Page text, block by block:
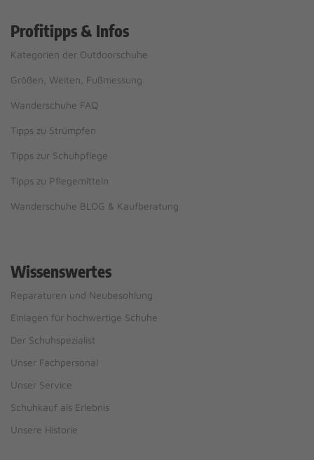
Profitipps & Infos
Kategorien der Outdoorschuhe
Größen, Weiten, Fußmessung
Wanderschuhe FAQ
Tipps zu Strümpfen
Tipps zur Schuhpflege
Tipps zu Pflegemitteln
Wanderschuhe BLOG & Kaufberatung
Wissenswertes
Reparaturen und Neubesohlung
Einlagen für hochwertige Schuhe
Der Schuhspezialist
Unser Fachpersonal
Unser Service
Schuhkauf als Erlebnis
Unsere Historie